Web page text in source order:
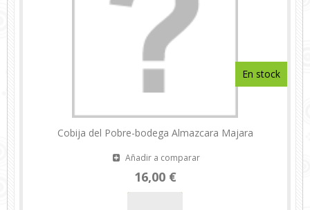
Cobija del Pobre-bodega Almazcara Majara
Añadir a comparar
16,00 €
En stock